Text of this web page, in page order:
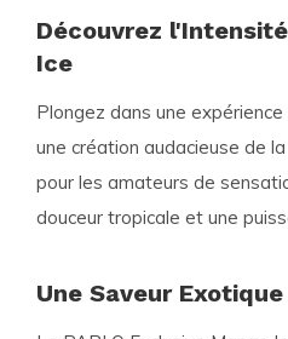
Découvrez
Ice
Plongez dans une
une création audacieuse de
pour les amateurs de
douceur tropicale et une
Une Saveur